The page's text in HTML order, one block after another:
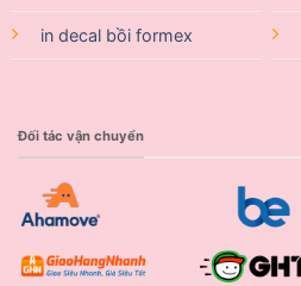
in decal bồi formex
Đối tác vận chuyển